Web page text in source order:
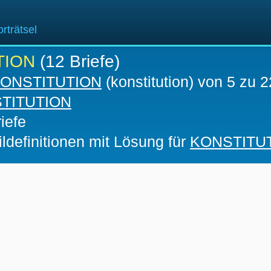
(12 Briefe)
(konstitution) von 5 zu
mit Lösung für